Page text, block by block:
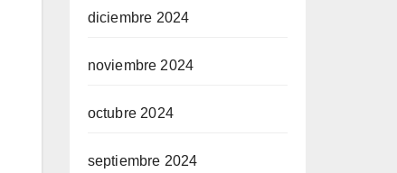
diciembre 2024
noviembre 2024
octubre 2024
septiembre 2024